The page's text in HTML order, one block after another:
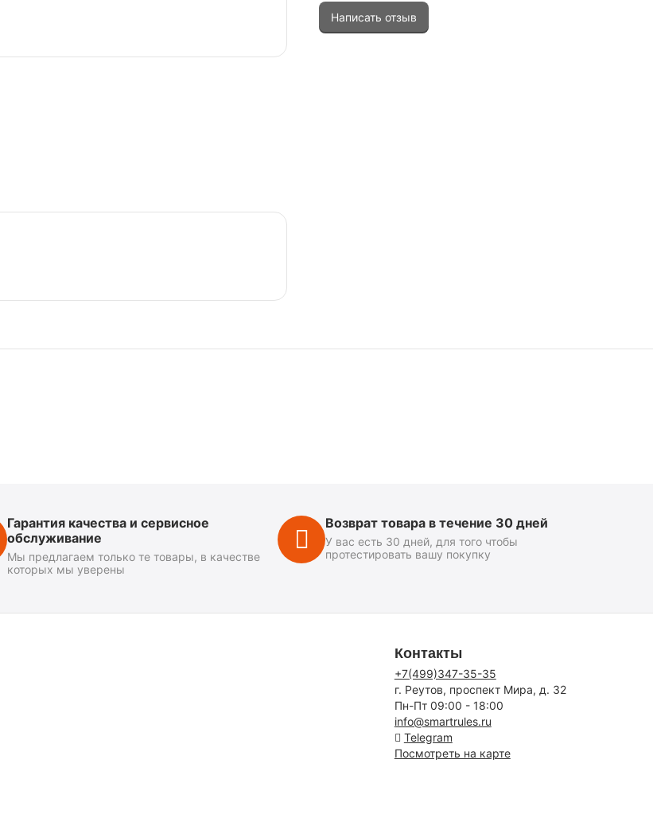
Написать отзыв
Гарантия качества и сервисное
обслуживание
Мы предлагаем только те товары, в качестве
которых мы уверены
Возврат товара в течение 30 дней
У вас есть 30 дней, для того чтобы
протестировать вашу покупку
Контакты
+7(499)347-35-35
г. Реутов, проспект Мира, д. 32
Пн-Пт 09:00 - 18:00
info@smartrules.ru
Telegram
Посмотреть на карте